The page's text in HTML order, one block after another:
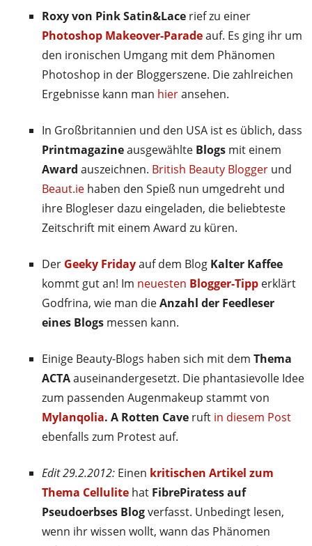
Roxy von Pink Satin&Lace rief zu einer
Photoshop Makeover-Paradeauf. Es ging ihr um
den ironischen Umgang mit dem Phänomen
Photoshop in der Bloggerszene. Die zahlreichen
Ergebnisse kann man hieransehen.
In Großbritannien und den USA ist es üblich, dass
Printmagazineausgewählte Blogs mit einem
Award auszeichnen. British Beauty Blogger und
Beaut.ie haben den Spieß nun umgedreht und
ihre Blogleser dazu eingeladen, die beliebteste
Zeitschrift mit einem Award zu küren.
Der Geeky Fridayauf dem Blog Kalter Kaffee
kommt gut an! Im neuesten Blogger-Tipp erklärt
Godfrina, wie man dieAnzahl der Feedleser
eines Blogs messen kann.
Einige Beauty-Blogs haben sich mit dem Thema
ACTAauseinandergesetzt. Die phantasievolle Idee
zum passenden Augenmakeup stammt von
Mylanqolia. A Rotten Cave ruft in diesem Post
ebenfalls zum Protest auf.
Edit 29.2.2012: Einen kritischen Artikel zum
Thema Cellulite hat FibrePiratess auf
Pseudoerbses Blogverfasst. Unbedingt lesen,
wenn ihr wissen wollt, wann das Phänomen